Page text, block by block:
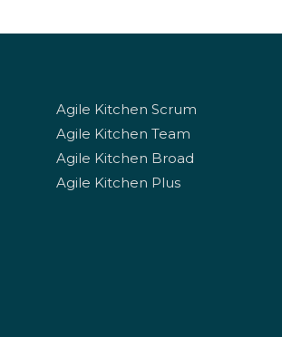
Agile Kitchen Scrum
Agile Kitchen Team
Agile Kitchen Broad
Agile Kitchen Plus